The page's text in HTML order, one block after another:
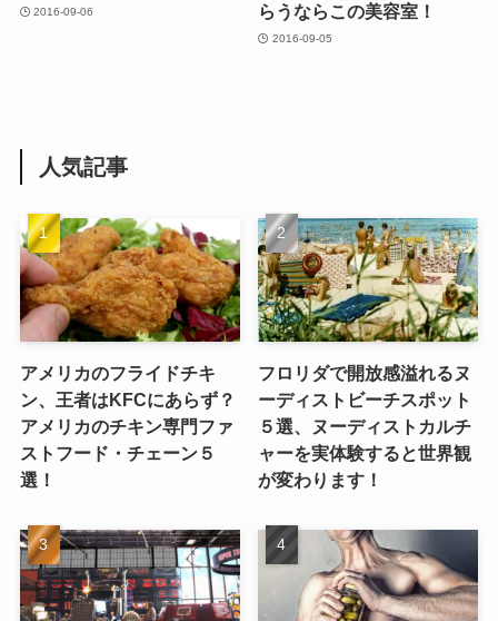
2016-09-06
らうならこの美容室！
2016-09-05
人気記事
アメリカのフライドチキ
ン、王者はKFCにあらず？
アメリカのチキン専門ファ
ストフード・チェーン５
選！
フロリダで開放感溢れるヌ
ーディストビーチスポット
５選、ヌーディストカルチ
ャーを実体験すると世界観
が変わります！